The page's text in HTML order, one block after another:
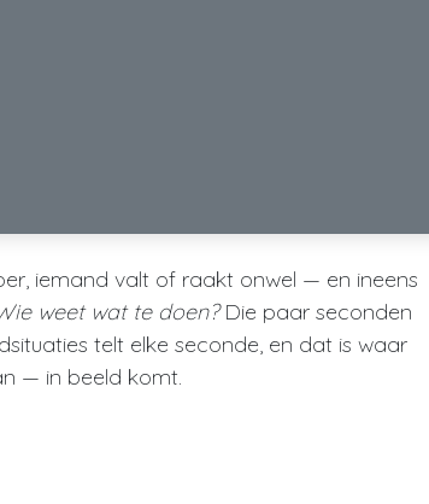
iemand valt of raakt onwel — en ineens
weet wat te doen?Die paar seconden
telt elke seconde, en dat is waar
— in beeld komt.